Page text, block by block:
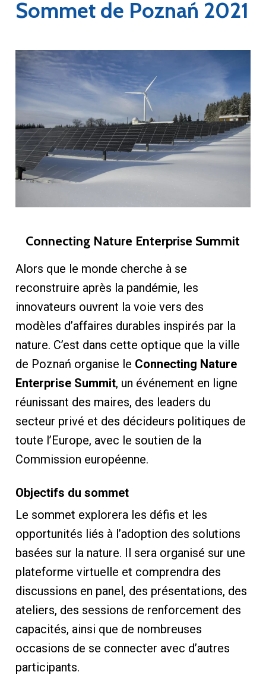
Sommet de Poznań 2021
Connecting Nature Enterprise Summit
Alors que le monde cherche à se
reconstruire après la pandémie, les
innovateurs ouvrent la voie vers des
modèles d’affaires durables inspirés par la
nature. C’est dans cette optique que la ville
de Poznań organise le Connecting Nature
Enterprise Summit, un événement en ligne
réunissant des maires, des leaders du
secteur privé et des décideurs politiques de
toute l’Europe, avec le soutien de la
Commission européenne.
Objectifs du sommet
Le sommet explorera les défis et les
opportunités liés à l’adoption des solutions
basées sur la nature. Il sera organisé sur une
plateforme virtuelle et comprendra des
discussions en panel, des présentations, des
ateliers, des sessions de renforcement des
capacités, ainsi que de nombreuses
occasions de se connecter avec d’autres
participants.